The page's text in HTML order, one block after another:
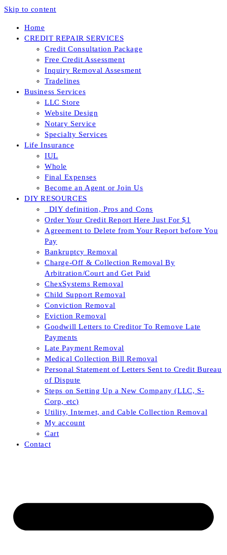
Skip to content
Home
CREDIT REPAIR SERVICES
Credit Consultation Package
Free Credit Assessment
Inquiry Removal Assesment
Tradelines
Business Services
LLC Store
Website Design
Notary Service
Specialty Services
Life Insurance
IUL
Whole
Final Expenses
Become an Agent or Join Us
DIY RESOURCES
_DIY definition, Pros and Cons
Order Your Credit Report Here Just For $1
Agreement to Delete from Your Report before You
Pay
Bankruptcy Removal
Charge-Off & Collection Removal By
Arbitration/Court and Get Paid
ChexSystems Removal
Child Support Removal
Conviction Removal
Eviction Removal
Goodwill Letters to Creditor To Remove Late
Payments
Late Payment Removal
Medical Collection Bill Removal
Personal Statement of Letters Sent to Credit Bureau
of Dispute
Steps on Setting Up a New Company (LLC, S-
Corp, etc)
Utility, Internet, and Cable Collection Removal
My account
Cart
Contact